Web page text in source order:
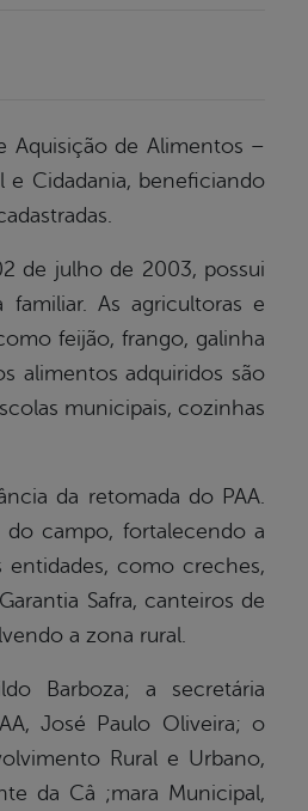
Aquisição de Alimentos –
e Cidadania, beneficiando
de julho de 2003, possui
As agricultoras e
feijão, frango, galinha
alimentos adquiridos são
municipais, cozinhas
da retomada do PAA.
do campo, fortalecendo a
entidades, como creches,
Safra, canteiros de
a zona rural.
Barboza; a secretária
José Paulo Oliveira; o
Rural e Urbano,
da Câ ;mara Municipal,